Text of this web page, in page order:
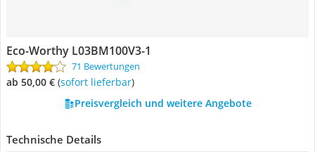
Eco-Worthy ‎L03BM100V3-1
71 Bewertungen
ab 50,00 € ( Sofort lieferbar)
Preisvergleich und weitere Angebote
Technische Details